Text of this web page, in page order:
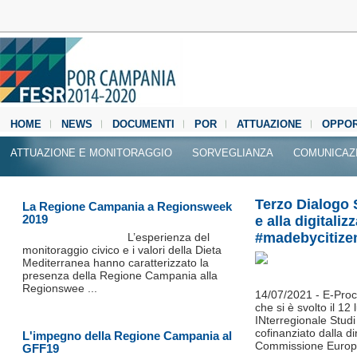
HOME NEWS DOCUMENTI POR ATTUAZIONE
MEDIA CENTER
ATTUAZIONE E MONITORAGGIO SORVEGLIANZA
Terzo Dialogo
e alla
14/07/2021 - E-
che si è svolto il 12
INterregionale
cofinanziato dalla
Commissione
La Regione Campania a Regionsweek
2019
L’esperienza del
monitoraggio civico e i valori della Dieta
Mediterranea hanno caratterizzato la
presenza della Regione Campania alla
Regionswee ...
L'impegno della Regione Campania al
GFF19